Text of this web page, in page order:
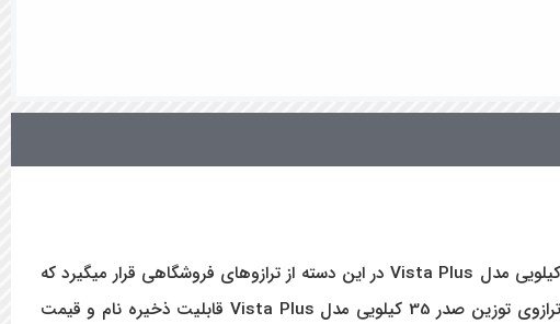
ترزوهای پرینتردار همواره محبوبیت بسیار زیادی میان فروشندگانی که با ترازو سرکار دارند پیدا کرده است. ترازوی توزین صدر 35 کیلویی مدل Vista Plus در این دسته از ترازوهای فروشگاهی قرار میگیرد که
قابلیت چاپ مشخصات کالا روی فاکتور فروش را دارند. از طرف دیگر برای بالا بردن سرعت و کیفیت فروش اجناس دارای وزن ترازوی توزین صدر 35 کیلویی مدل Vista Plus قابلیت ذخیره نام و قیمت